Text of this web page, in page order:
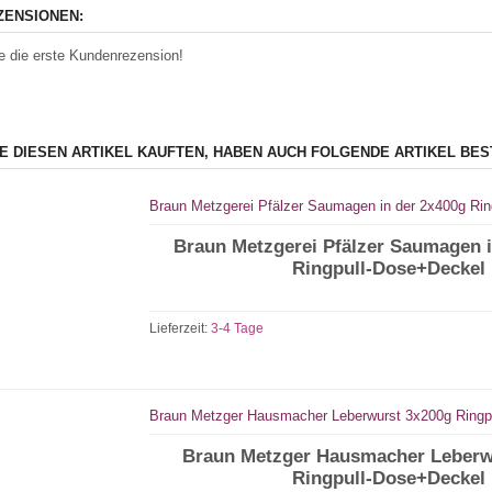
die erste Kundenrezension!
DIESEN ARTIKEL KAUFTEN, HABEN AUCH FOLGENDE ARTIKEL
Braun Metzgerei Pfälzer Saumagen in der 2x400g
Braun Metzgerei Pfälzer Saumagen
Ringpull-Dose+Deckel
Lieferzeit:3-4 Tage
Braun Metzger Hausmacher Leberwurst 3x200g
Braun Metzger Hausmacher
Ringpull-Dose+Deckel